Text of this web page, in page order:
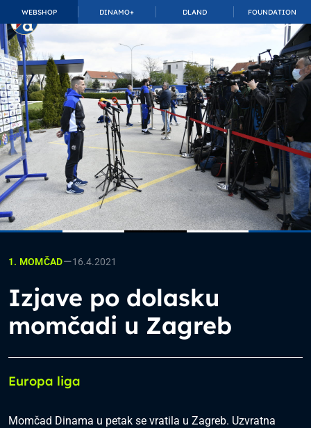
WEBSHOP DINAMO+ DLAND FOUNDATION
TOP_BAR.MembershipSuffix
1. MOMČAD—16.4.2021
Izjave po dolasku
momčadi u Zagreb
Europa liga
Momčad Dinama u petak se vratila u Zagreb. Uzvratna